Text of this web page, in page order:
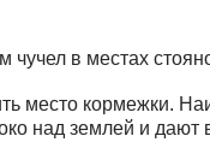
чучел в местах
место кормежки.
над землей и дают